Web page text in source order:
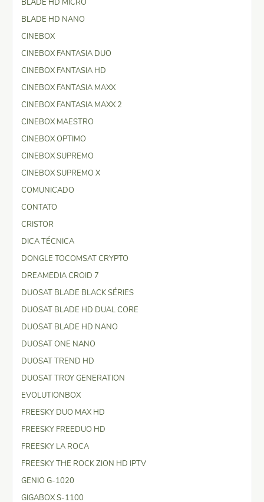
BLADE HD NANO
CINEBOX
CINEBOX FANTASIA DUO
CINEBOX FANTASIA HD
CINEBOX FANTASIA MAXX
CINEBOX FANTASIA MAXX 2
CINEBOX MAESTRO
CINEBOX OPTIMO
CINEBOX SUPREMO
CINEBOX SUPREMO X
COMUNICADO
CONTATO
CRISTOR
DICA TÉCNICA
DONGLE TOCOMSAT CRYPTO
DREAMEDIA CROID 7
DUOSAT BLADE BLACK SÉRIES
DUOSAT BLADE HD DUAL CORE
DUOSAT BLADE HD NANO
DUOSAT ONE NANO
DUOSAT TREND HD
DUOSAT TROY GENERATION
EVOLUTIONBOX
FREESKY DUO MAX HD
FREESKY FREEDUO HD
FREESKY LA ROCA
FREESKY THE ROCK ZION HD IPTV
GENIO G-1020
GIGABOX S-1100